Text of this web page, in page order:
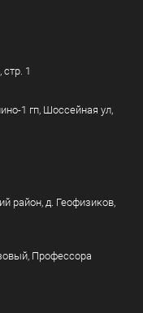
стр. 1
1 гп, Шоссейная ул,
район, д. Геофизиков,
Профессора